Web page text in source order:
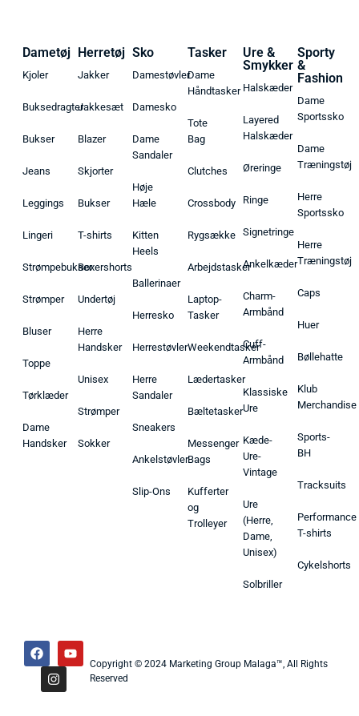
Dametøj
Kjoler
Buksedragter
Bukser
Jeans
Leggings
Lingeri
Strømpebukser
Strømper
Bluser
Toppe
Tørklæder
Dame
Handsker
Herretøj
Jakker
Jakkesæt
Blazer
Skjorter
Bukser
T-shirts
Boxershorts
Undertøj
Herre
Handsker
Unisex
Strømper
Sokker
Sko
Damestøvler
Damesko
Dame
Sandaler
Høje
Hæle
Kitten
Heels
Ballerinaer
Herresko
Herrestøvler
Herre
Sandaler
Sneakers
Ankelstøvler
Slip-Ons
Tasker
Dame
Håndtasker
Tote
Bag
Clutches
Crossbody
Rygsække
Arbejdstasker
Laptop-
Tasker
Weekendtasker
Lædertasker
Bæltetasker
Messenger
Bags
Kufferter
og
Trolleyer
Ure &
Smykker
Halskæder
Layered
Halskæder
Øreringe
Ringe
Signetringe
Ankelkæder
Charm-
Armbånd
Cuff-
Armbånd
Klassiske
Ure
Kæde-
Ure-
Vintage
Ure
(Herre,
Dame,
Unisex)
Solbriller
Sporty
&
Fashion
Dame
Sportssko
Dame
Træningstøj
Herre
Sportssko
Herre
Træningstøj
Caps
Huer
Bøllehatte
Klub
Merchandise
Sports-
BH
Tracksuits
Performance
T-shirts
Cykelshorts
Copyright © 2024 Marketing Group Malaga™, All Rights
Reserved